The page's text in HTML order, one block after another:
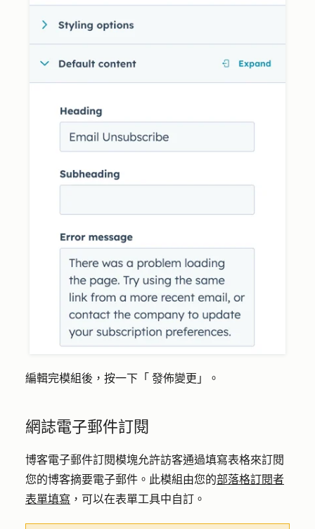
編輯完模組後，按一下「 發佈變更 」。
網誌電子郵件訂閱
博客電子郵件訂閱模塊允許訪客通過填寫表格來訂閱
您的博客摘要電子郵件。此模組由您的部落格訂閱者
表單填寫 ，可以在表單工具中自訂。